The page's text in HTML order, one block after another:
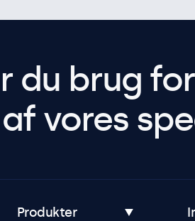
du brug
vores
Produkter